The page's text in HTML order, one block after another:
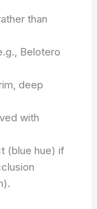
than
Belotero
deep
with
(blue hue) if